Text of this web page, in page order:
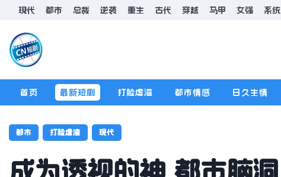
现代 都市 总裁 逆袭 重生 古代 穿越 马甲 女强 系统
首页 最新短剧 打脸虐渣 都市情感 日久生情
排行榜 版规
都市 打脸虐渣 现代
成为透视的神 都市脑